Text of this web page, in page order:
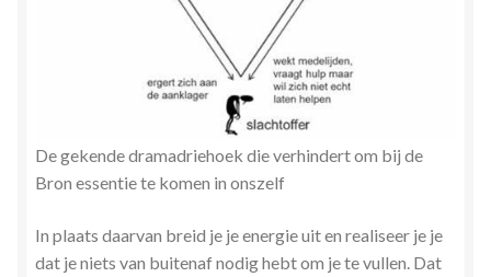
De gekende dramadriehoek die verhindert om bij de
Bron essentie te komen in onszelf
In plaats daarvan breid je je energie uit en realiseer je je
dat je niets van buitenaf nodig hebt om je te vullen. Dat